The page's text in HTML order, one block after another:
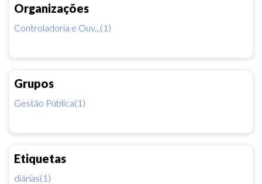
Organizações
Controladoria e Ouv...(1)
Grupos
Gestão Pública(1)
Etiquetas
diárias(1)